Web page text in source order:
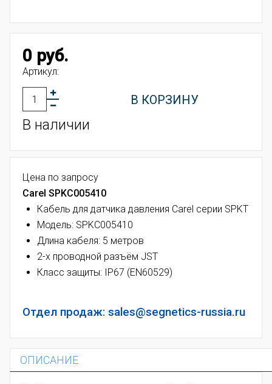
0 руб.
Артикул:
В КОРЗИНУ
В наличии
Цена по запросу
Carel SPKC005410
Кабель для датчика давления Carel серии SPKT
Модель: SPKC005410
Длина кабеля: 5 метров
2-х проводной разъём JST
Класс защиты: IP67 (EN60529)
Отдел продаж: sales@segnetics-russia.ru
ОПИСАНИЕ